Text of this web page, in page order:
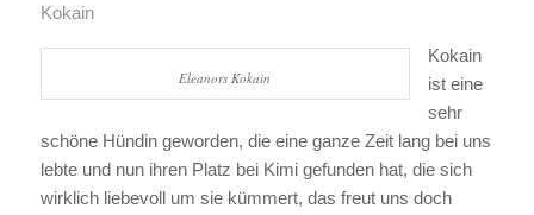
Kokain
Eleanors Kokain
Kokain
ist eine
sehr
schöne Hündin geworden, die eine ganze Zeit lang bei uns
lebte und nun ihren Platz bei Kimi gefunden hat, die sich
wirklich liebevoll um sie kümmert, das freut uns doch